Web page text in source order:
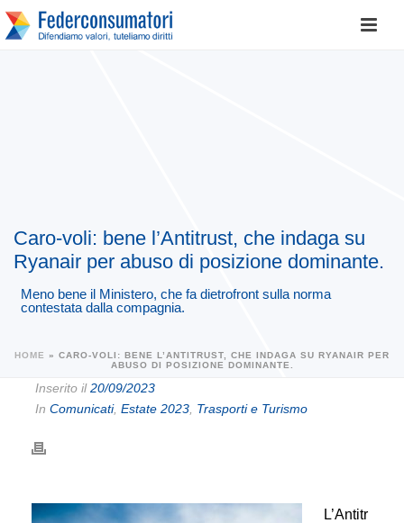
Caro-voli: bene l’Antitrust, che indaga su
Ryanair per abuso di posizione dominante.
Meno bene il Ministero, che fa dietrofront sulla norma
contestata dalla compagnia.
HOME » CARO-VOLI: BENE L’ANTITRUST, CHE INDAGA SU RYANAIR PER
ABUSO DI POSIZIONE DOMINANTE.
Inserito il20/09/2023
In Comunicati, Estate 2023 Trasporti e Turismo
L’Antitr